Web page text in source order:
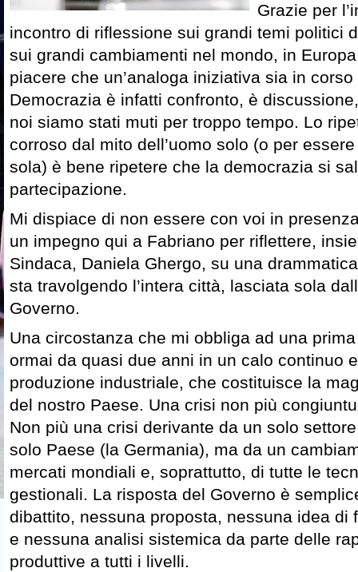
Grazie per
incontro di riflessione sui grandi temi politici
sui grandi cambiamenti nel mondo, in
piacere che un’analoga iniziativa sia in
Democrazia è infatti confronto, è
noi siamo stati muti per troppo tempo. Lo
corroso dal mito dell’uomo solo (o per
sola) è bene ripetere che la democrazia si
partecipazione.
Mi dispiace di non essere con voi in
un impegno qui a Fabriano per riflettere,
Sindaca, Daniela Ghergo, su una
sta travolgendo l’intera città, lasciata sola
Governo.
Una circostanza che mi obbliga ad una
ormai da quasi due anni in un calo continuo
produzione industriale, che costituisce la
del nostro Paese. Una crisi non più
Non più una crisi derivante da un solo
solo Paese (la Germania), ma da un
mercati mondiali e, soprattutto, di tutte le
gestionali. La risposta del Governo è
dibattito, nessuna proposta, nessuna idea di
e nessuna analisi sistemica da parte delle
produttive a tutti i livelli.